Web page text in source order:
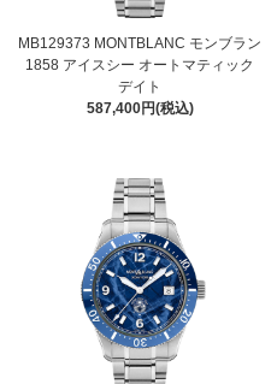
MB129373 MONTBLANC モンブラン
1858 アイスシー オートマティック
デイト
587,400円(税込)